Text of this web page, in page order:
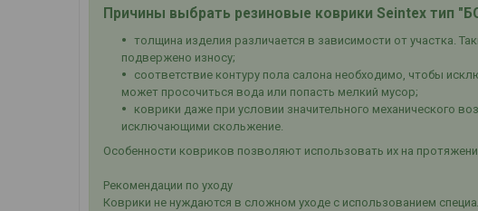
Причины выбрать резиновые коврики Seintex тип
толщина изделия различается в зависимости от участка.
подвержено износу;
соответствие контуру пола салона необходимо, чтобы
может просочиться вода или попасть мелкий мусор;
коврики даже при условии значительного механического
исключающими скольжение.
Особенности ковриков позволяют использовать их на
Рекомендации по уходу
Коврики не нуждаются в сложном уходе с использованием